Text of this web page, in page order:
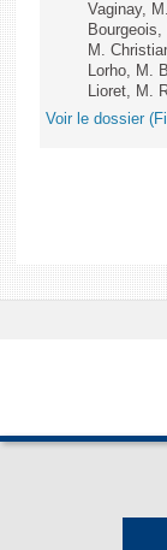
Vaginay,
M.
Lorho, M.
Lioret, M.
Voir le dossier